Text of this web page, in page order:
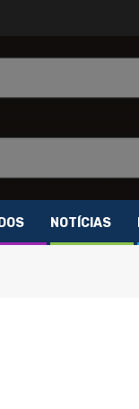
NOTÍCIAS